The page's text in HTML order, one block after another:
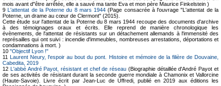
mois avant d"être arrêtée, elle a sauvé ma tante Eva et mon père Maurice Finkelstein )
9L'attentat de la Poterne du 8 mars 1944 (Page consacrée à l'ouvrage "L'attentat de la
Poterne, un drame au cœur de Clermont" (2015).
Cette étude sur l'attentat de la Poterne du 8 mars 1944 recoupe des documents d'archive
à des témoignages oraux et écrits. Elle reprend de manière chronologique les
évènements, de l'attentat de résistants sur un détachement allemands à l'immensité des
représailles qui ont suivi : incendie d'immeubles, nombreuses arrestations, déportations et
condamnations à mort. )
10 "Objectif Lyon !"
11Laurent Neury, l'espoir au bout du pont. Histoire et mémoire de la filière de Douvaine,
Cabedita, 2019
12 L'abbé André Payot, résistant et chef de réseau (Biographie détaillée d'André Payot et
de ses activités de résistant durant la seconde guerre mondiale à Chamonix et Vallorcine
(Haute-Savoie). Livre écrit par Jean-Luc de Uffredi, publié en 2019 aux éditions les